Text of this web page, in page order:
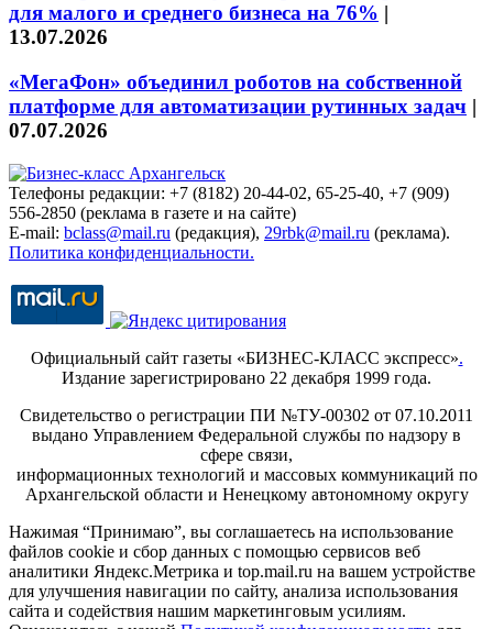
для малого и среднего бизнеса на 76% |
13.07.2026
«МегаФон» объединил роботов на собственной
платформе для автоматизации рутинных задач |
07.07.2026
Телефоны редакции: +7 (8182) 20-44-02, 65-25-40, +7 (909)
556-2850 (реклама в газете и на сайте)
E-mail: bclass@mail.ru (редакция), 29rbk@mail.ru (реклама).
Политика конфиденциальности.
Официальный сайт газеты «БИЗНЕС-КЛАСС экспресс».
Издание зарегистрировано 22 декабря 1999 года.
Свидетельство о регистрации ПИ №ТУ-00302 от 07.10.2011
выдано Управлением Федеральной службы по надзору в
сфере связи,
информационных технологий и массовых коммуникаций по
Архангельской области и Ненецкому автономному округу
Нажимая “Принимаю”, вы соглашаетесь на использование
файлов cookie и сбор данных с помощью сервисов веб
аналитики Яндекс.Метрика и top.mail.ru на вашем устройстве
для улучшения навигации по сайту, анализа использования
сайта и содействия нашим маркетинговым усилиям.